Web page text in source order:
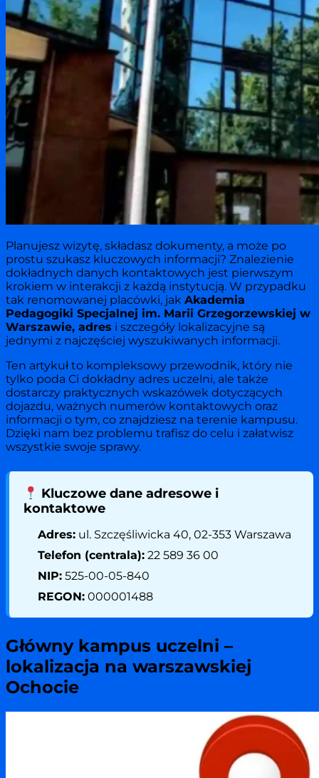
Planujesz wizytę, składasz dokumenty, a może po
prostu szukasz kluczowych informacji? Znalezienie
dokładnych danych kontaktowych jest pierwszym
krokiem w interakcji z każdą instytucją. W przypadku
tak renomowanej placówki, jak Akademia
Pedagogiki Specjalnej im. Marii Grzegorzewskiej w
Warszawie, adres i szczegóły lokalizacyjne są
jednymi z najczęściej wyszukiwanych informacji.
Ten artykuł to kompleksowy przewodnik, który nie
tylko poda Ci dokładny adres uczelni, ale także
dostarczy praktycznych wskazówek dotyczących
dojazdu, ważnych numerów kontaktowych oraz
informacji o tym, co znajdziesz na terenie kampusu.
Dzięki nam bez problemu trafisz do celu i załatwisz
wszystkie swoje sprawy.
Kluczowe dane adresowe i
kontaktowe
Adres: ul. Szczęśliwicka 40, 02-353 Warszawa
Telefon (centrala): 22 589 36 00
NIP: 525-00-05-840
REGON: 000001488
Główny kampus uczelni –
lokalizacja na warszawskiej
Ochocie